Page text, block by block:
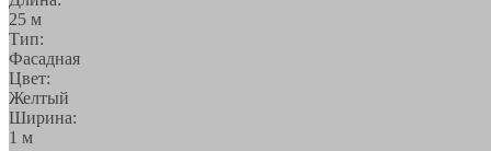
25 м
Тип:
Фасадная
Цвет:
Желтый
Ширина:
1 м